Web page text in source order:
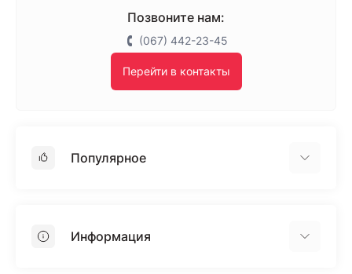
Позвоните нам:
(067) 442-23-45
Перейти в контакты
Популярное
ПенопластИнформация